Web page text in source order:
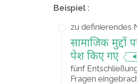
Beispiel :
zu definierendes
सामाजिक मुद्दों
पेश किए गए
fünf
Fragen